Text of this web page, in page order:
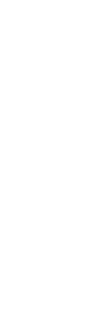
con ilusión